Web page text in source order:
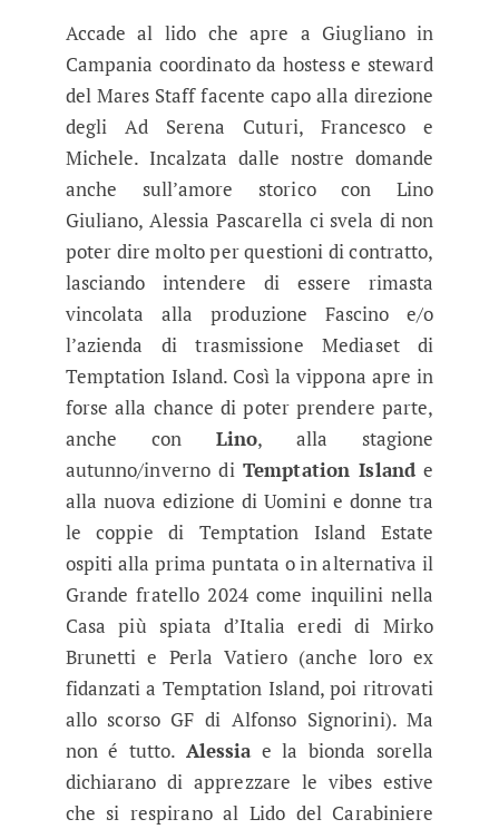
Accade al lido che apre a Giugliano in
Campania coordinato da hostess e steward
del Mares Staff facente capo alla direzione
degli Ad Serena Cuturi, Francesco e
Michele. Incalzata dalle nostre domande
anche sull’amore storico con Lino
Giuliano, Alessia Pascarella ci svela di non
poter dire molto per questioni di contratto,
lasciando intendere di essere rimasta
vincolata alla produzione Fascino e/o
l’azienda di trasmissione Mediaset di
Temptation Island. Così la vippona apre in
forse alla chance di poter prendere parte,
anche con Lino, alla stagione
autunno/inverno di Temptation Island e
alla nuova edizione di Uomini e donne tra
le coppie di Temptation Island Estate
ospiti alla prima puntata o in alternativa il
Grande fratello 2024 come inquilini nella
Casa più spiata d’Italia eredi di Mirko
Brunetti e Perla Vatiero (anche loro ex
fidanzati a Temptation Island, poi ritrovati
allo scorso GF di Alfonso Signorini). Ma
non é tutto. Alessiae la bionda sorella
dichiarano di apprezzare le vibes estive
che si respirano al Lido del Carabiniere